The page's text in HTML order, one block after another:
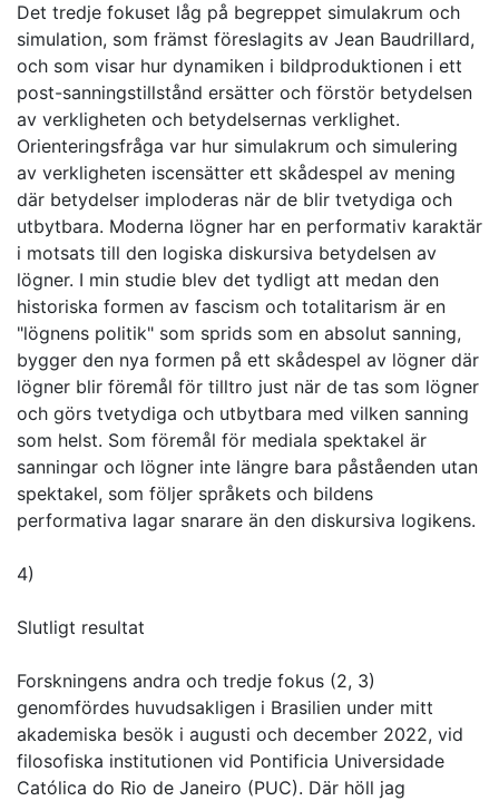
Det tredje fokuset låg på begreppet simulakrum och
simulation, som främst föreslagits av Jean Baudrillard,
och som visar hur dynamiken i bildproduktionen i ett
post-sanningstillstånd ersätter och förstör betydelsen
av verkligheten och betydelsernas verklighet.
Orienteringsfråga var hur simulakrum och simulering
av verkligheten iscensätter ett skådespel av mening
där betydelser imploderas när de blir tvetydiga och
utbytbara. Moderna lögner har en performativ karaktär
i motsats till den logiska diskursiva betydelsen av
lögner. I min studie blev det tydligt att medan den
historiska formen av fascism och totalitarism är en
"lögnens politik" som sprids som en absolut sanning,
bygger den nya formen på ett skådespel av lögner där
lögner blir föremål för tilltro just när de tas som lögner
och görs tvetydiga och utbytbara med vilken sanning
som helst. Som föremål för mediala spektakel är
sanningar och lögner inte längre bara påståenden utan
spektakel, som följer språkets och bildens
performativa lagar snarare än den diskursiva logikens.
4)
Slutligt resultat
Forskningens andra och tredje fokus (2, 3)
genomfördes huvudsakligen i Brasilien under mitt
akademiska besök i augusti och december 2022, vid
filosofiska institutionen vid Pontificia Universidade
Católica do Rio de Janeiro (PUC). Där höll jag